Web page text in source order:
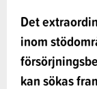
Det
inom
kan sökas